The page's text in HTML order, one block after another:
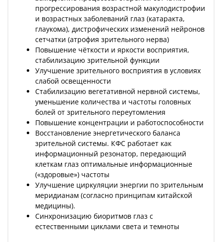
прогрессирования возрастной макулодистрофии
и возрастных заболеваний глаз (катаракта,
глаукома), дистрофических изменений нейронов
сетчатки (атрофия зрительного нерва)
Повышение чёткости и яркости восприятия,
стабилизацию зрительной функции
Улучшение зрительного восприятия в условиях
слабой освещенности
Стабилизацию вегетативной нервной системы,
уменьшение количества и частоты головных
болей от зрительного переутомления
Повышение концентрации и работоспособности
Восстановление энергетического баланса
зрительной системы. КФС работает как
информационный резонатор, передающий
клеткам глаз оптимальные информационные
(«здоровые») частоты
Улучшение циркуляции энергии по зрительным
меридианам (согласно принципам китайской
медицины).
Синхронизацию биоритмов глаз с
естественными циклами света и темноты